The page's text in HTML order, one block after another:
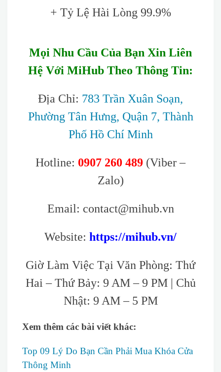
+ Tỷ Lệ Hài Lòng 99.9%
Mọi Nhu Cầu Của Bạn Xin Liên
Hệ Với MiHub Theo Thông Tin:
Địa Chỉ: 783 Trần Xuân Soạn,
Phường Tân Hưng, Quận 7, Thành
Phố Hồ Chí Minh
Hotline: 0907 260 489 (Viber –
Zalo)
Email: contact@mihub.vn
Website: https://mihub.vn/
Giờ Làm Việc Tại Văn Phòng: Thứ
Hai – Thứ Bảy: 9 AM – 9 PM | Chủ
Nhật: 9 AM – 5 PM
Xem thêm các bài viết khác:
Top 09 Lý Do Bạn Cần Phải Mua Khóa Cửa
Thông Minh